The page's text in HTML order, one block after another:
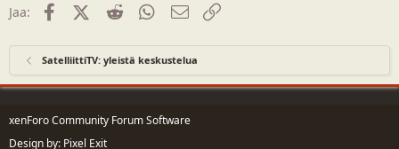
Jaa: FacebookX (Twitter)
Reddit WhatsAppSähköposti
SatelliittiTV: yleistä keskustelua
xenForo Community Forum Software
Design by: Pixel Exit